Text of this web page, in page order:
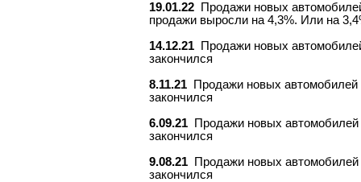
19.01.22
Продажи новых
продажи выросли на 4,3%. Или на
14.12.21
Продажи новых
закончился
8.11.21
Продажи новых автомобилей
закончился
6.09.21
Продажи новых автомобилей
закончился
9.08.21
Продажи новых автомобилей
закончился